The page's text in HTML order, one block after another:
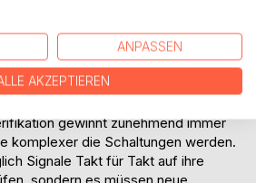
für die Implementierung der
Zieltechnologie wie ASICs oder
haben sich
gewinnt zunehmend immer
komplexer die Schaltungen werden.
Signale Takt für Takt auf ihre
ANPASSEN
AKZEPTIEREN